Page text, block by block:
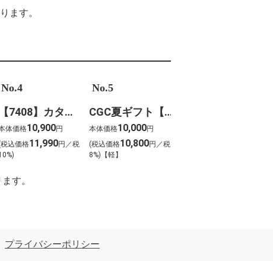
ます。
No.4
【7408】カタログギフト ボーベル・クレソン
体価格10,900円
税込価格11,990円／税
No.5
CGC夏ギフト【1202】スギモト 松阪牛焼肉用(420g)
本体価格10,000円
(税込価格10,800円／税
8%)【軽】
す。
プライバシーポリシー